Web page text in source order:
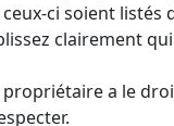
ci soient listés
clairement
propriétaire a le